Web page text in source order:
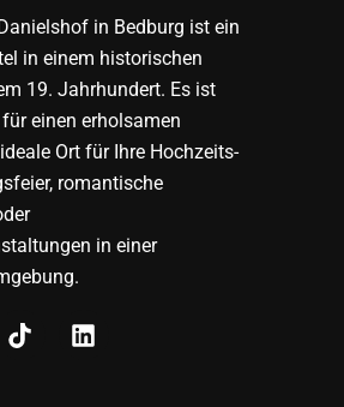
in Bedburg ist ein
in einem historischen
19. Jahrhundert. Es ist
einen erholsamen
Ort für Ihre Hochzeits-
romantische
in einer